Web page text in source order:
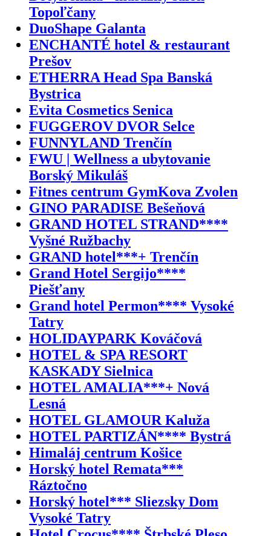
Topoľčany
DuoShape Galanta
ENCHANTÉ hotel & restaurant
Prešov
ETHERRA Head Spa Banská
Bystrica
Evita Cosmetics Senica
FUGGEROV DVOR Selce
FUNNYLAND Trenčín
FWU | Wellness a ubytovanie
Borský Mikuláš
Fitnes centrum GymKova Zvolen
GINO PARADISE Bešeňová
GRAND HOTEL STRAND****
Vyšné Ružbachy
GRAND hotel***+ Trenčín
Grand Hotel Sergijo****
Piešťany
Grand hotel Permon**** Vysoké
Tatry
HOLIDAYPARK Kováčová
HOTEL & SPA RESORT
KASKADY Sielnica
HOTEL AMALIA***+ Nová
Lesná
HOTEL GLAMOUR Kaluža
HOTEL PARTIZÁN**** Bystrá
Himaláj centrum Košice
Horský hotel Remata***
Ráztočno
Horský hotel*** Sliezsky Dom
Vysoké Tatry